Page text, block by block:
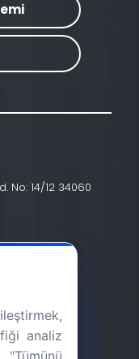
No: 14/12 34060
analiz
"Tümünü